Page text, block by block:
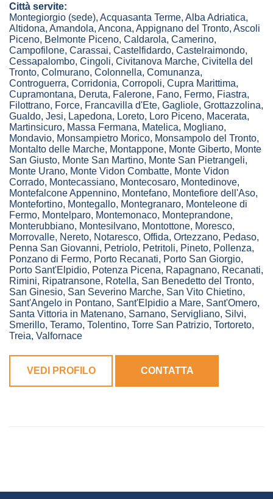
Città servite:
Montegiorgio (sede), Acquasanta Terme, Alba Adriatica,
Altidona, Amandola, Ancona, Appignano del Tronto, Ascoli
Piceno, Belmonte Piceno, Caldarola, Camerino,
Campofilone, Carassai, Castelfidardo, Castelraimondo,
Cessapalombo, Cingoli, Civitanova Marche, Civitella del
Tronto, Colmurano, Colonnella, Comunanza,
Controguerra, Corridonia, Corropoli, Cupra Marittima,
Cupramontana, Deruta, Falerone, Fano, Fermo, Fiastra,
Filottrano, Force, Francavilla d'Ete, Gagliole, Grottazzolina,
Gualdo, Jesi, Lapedona, Loreto, Loro Piceno, Macerata,
Martinsicuro, Massa Fermana, Matelica, Mogliano,
Mondavio, Monsampietro Morico, Monsampolo del Tronto,
Montalto delle Marche, Montappone, Monte Giberto, Monte
San Giusto, Monte San Martino, Monte San Pietrangeli,
Monte Urano, Monte Vidon Combatte, Monte Vidon
Corrado, Montecassiano, Montecosaro, Montedinove,
Montefalcone Appennino, Montefano, Montefiore dell'Aso,
Montefortino, Montegallo, Montegranaro, Monteleone di
Fermo, Montelparo, Montemonaco, Monteprandone,
Monterubbiano, Montesilvano, Montottone, Moresco,
Morrovalle, Nereto, Notaresco, Offida, Ortezzano, Pedaso,
Penna San Giovanni, Petriolo, Petritoli, Pineto, Pollenza,
Ponzano di Fermo, Porto Recanati, Porto San Giorgio,
Porto Sant'Elpidio, Potenza Picena, Rapagnano, Recanati,
Rimini, Ripatransone, Rotella, San Benedetto del Tronto,
San Ginesio, San Severino Marche, San Vito Chietino,
Sant'Angelo in Pontano, Sant'Elpidio a Mare, Sant'Omero,
Santa Vittoria in Matenano, Sarnano, Servigliano, Silvi,
Smerillo, Teramo, Tolentino, Torre San Patrizio, Tortoreto,
Treia, Valfornace
VEDI PROFILO CONTATTA